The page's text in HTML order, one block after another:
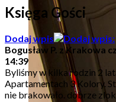
Księga Gości
Dodaj wpis
Bogusław P. z Krakowa
14:39
Byliśmy w kilka rodzin 2
Apartamentach 3 Kolory.
nie brakowało. dobrze